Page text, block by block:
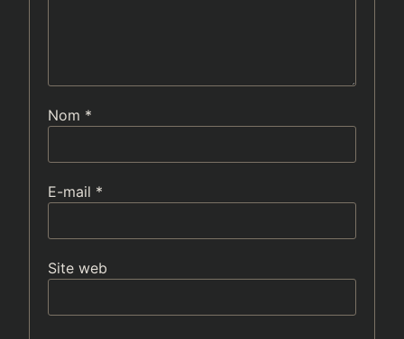
Nom *
E-mail *
Site web